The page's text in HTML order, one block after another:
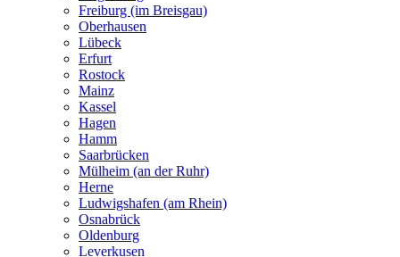
Freiburg (im Breisgau)
Oberhausen
Lübeck
Erfurt
Rostock
Mainz
Kassel
Hagen
Hamm
Saarbrücken
Mülheim (an der Ruhr)
Herne
Ludwigshafen (am Rhein)
Osnabrück
Oldenburg
Leverkusen